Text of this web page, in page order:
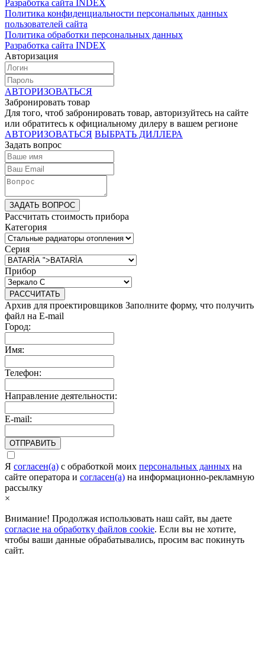
Разработка сайта INDEX
Политика конфиденциальности персональных данных
пользователей сайта
Политика обработки персональных данных
Разработка сайта INDEX
Авторизация
АВТОРИЗОВАТЬСЯ
Забронировать товар
Для того, чтоб забронировать товар, авторизуйтесь на сайте
или обратитесь к официальному дилеру в вашем регионе
АВТОРИЗОВАТЬСЯ ВЫБРАТЬ ДИЛЛЕРА
Задать вопрос
ЗАДАТЬ ВОПРОС
Рассчитать стоимость прибора
Категория
Серия
Прибор
РАССЧИТАТЬ
Архив для проектировщиков Заполните форму, что получить
файл на E-mail
Город:
Имя:
Телефон:
Направление деятельности:
E-mail:
ОТПРАВИТЬ
Я согласен(а) c обработкой моих персональных данных на
сайте оператора и согласен(а) на информационно-рекламную
рассылку
×
Внимание! Продолжая использовать наш сайт, вы даете
согласие на обработку файлов cookie. Если вы не хотите,
чтобы ваши данные обрабатывались, просим вас покинуть
сайт.